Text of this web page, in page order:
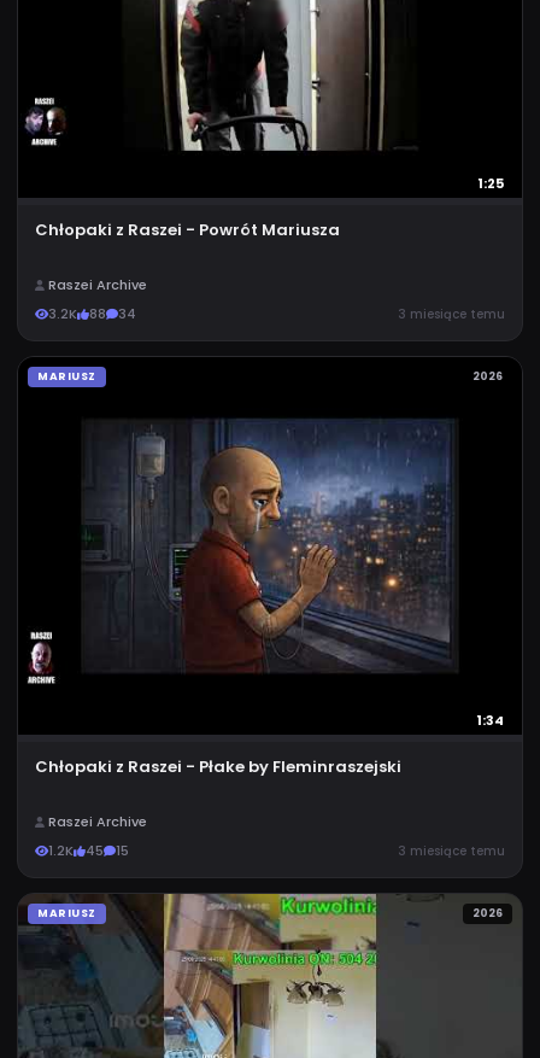
1:25
Chłopaki z Raszei - Powrót Mariusza
Raszei Archive
3.2K
88 34 3 miesiące temu
1:34
MARIUSZ 2026
Chłopaki z Raszei - Płake by Fleminraszejski
Raszei Archive
1.2K
45 15 3 miesiące temu
MARIUSZ 2026